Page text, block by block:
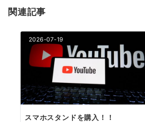
ン
関連記事
2026-07-19
スマホスタンドを購入！！